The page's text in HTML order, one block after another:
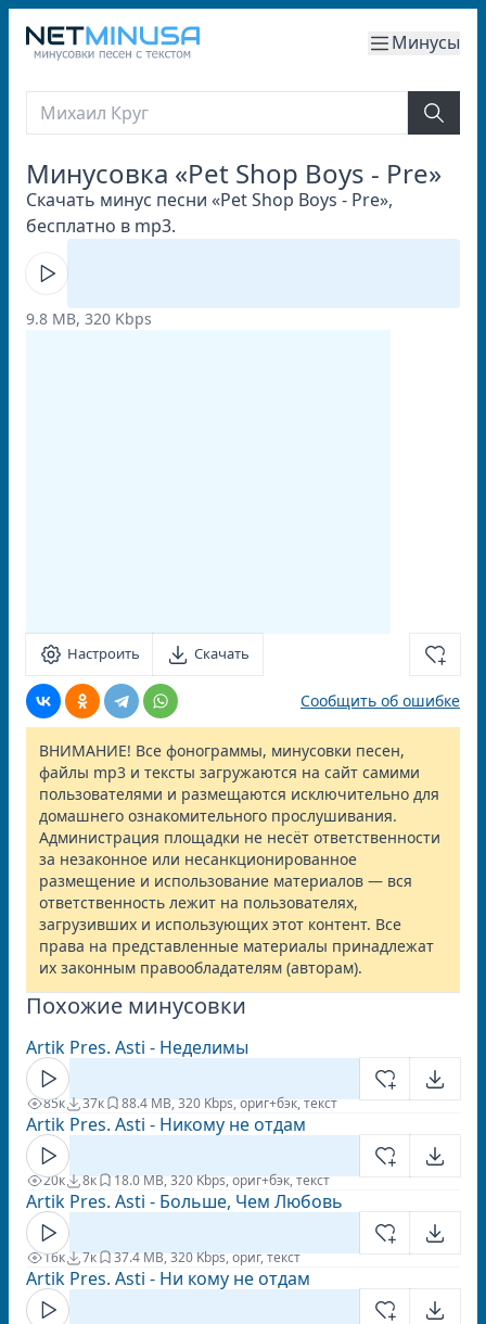
Минусы
Минусовка «Pet Shop Boys - Pre»
Скачать минус песни «Pet Shop Boys - Pre»,
бесплатно в mp3.
9.8 MB, 320 Kbps
Настроить Скачать
Сообщить об ошибке
ВНИМАНИЕ! Все фонограммы, минусовки песен,
файлы mp3 и тексты загружаются на сайт самими
пользователями и размещаются исключительно для
домашнего ознакомительного прослушивания.
Администрация площадки не несёт ответственности
за незаконное или несанкционированное
размещение и использование материалов — вся
ответственность лежит на пользователях,
загрузивших и использующих этот контент. Все
права на представленные материалы принадлежат
их законным правообладателям (авторам).
Похожие минусовки
Artik Pres. Asti - Неделимы
85к 37к 88.4 MB, 320 Kbps, ориг+бэк, текст
Artik Pres. Asti - Никому не отдам
20к 8к 18.0 MB, 320 Kbps, ориг+бэк, текст
Artik Pres. Asti - Больше, Чем Любовь
16к 7к 37.4 MB, 320 Kbps, ориг, текст
Artik Pres. Asti - Ни кому не отдам